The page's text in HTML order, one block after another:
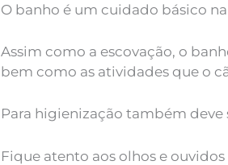
O banho é um cuidado básico
Assim como a escovação, o
bem como as atividades que o
Para higienização também deve
Fique atento aos olhos e